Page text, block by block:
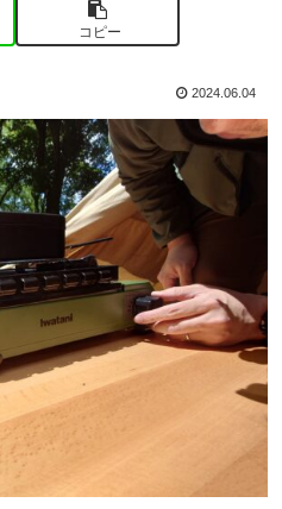
コピー
2024.06.04